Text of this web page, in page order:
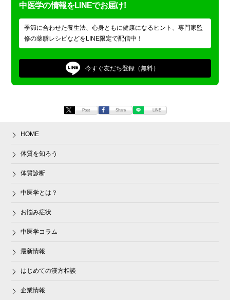
中医学の情報をLINEでお届け!
季節に合わせた養生法、心身ともに健康になるヒント、専門家監
修の薬膳レシピなどをLINE限定で配信中！
今すぐ友だち登録（無料）
Post Share LINE
HOME
体質を知ろう
体質診断
中医学とは？
お悩み症状
中医学コラム
最新情報
はじめての漢方相談
企業情報